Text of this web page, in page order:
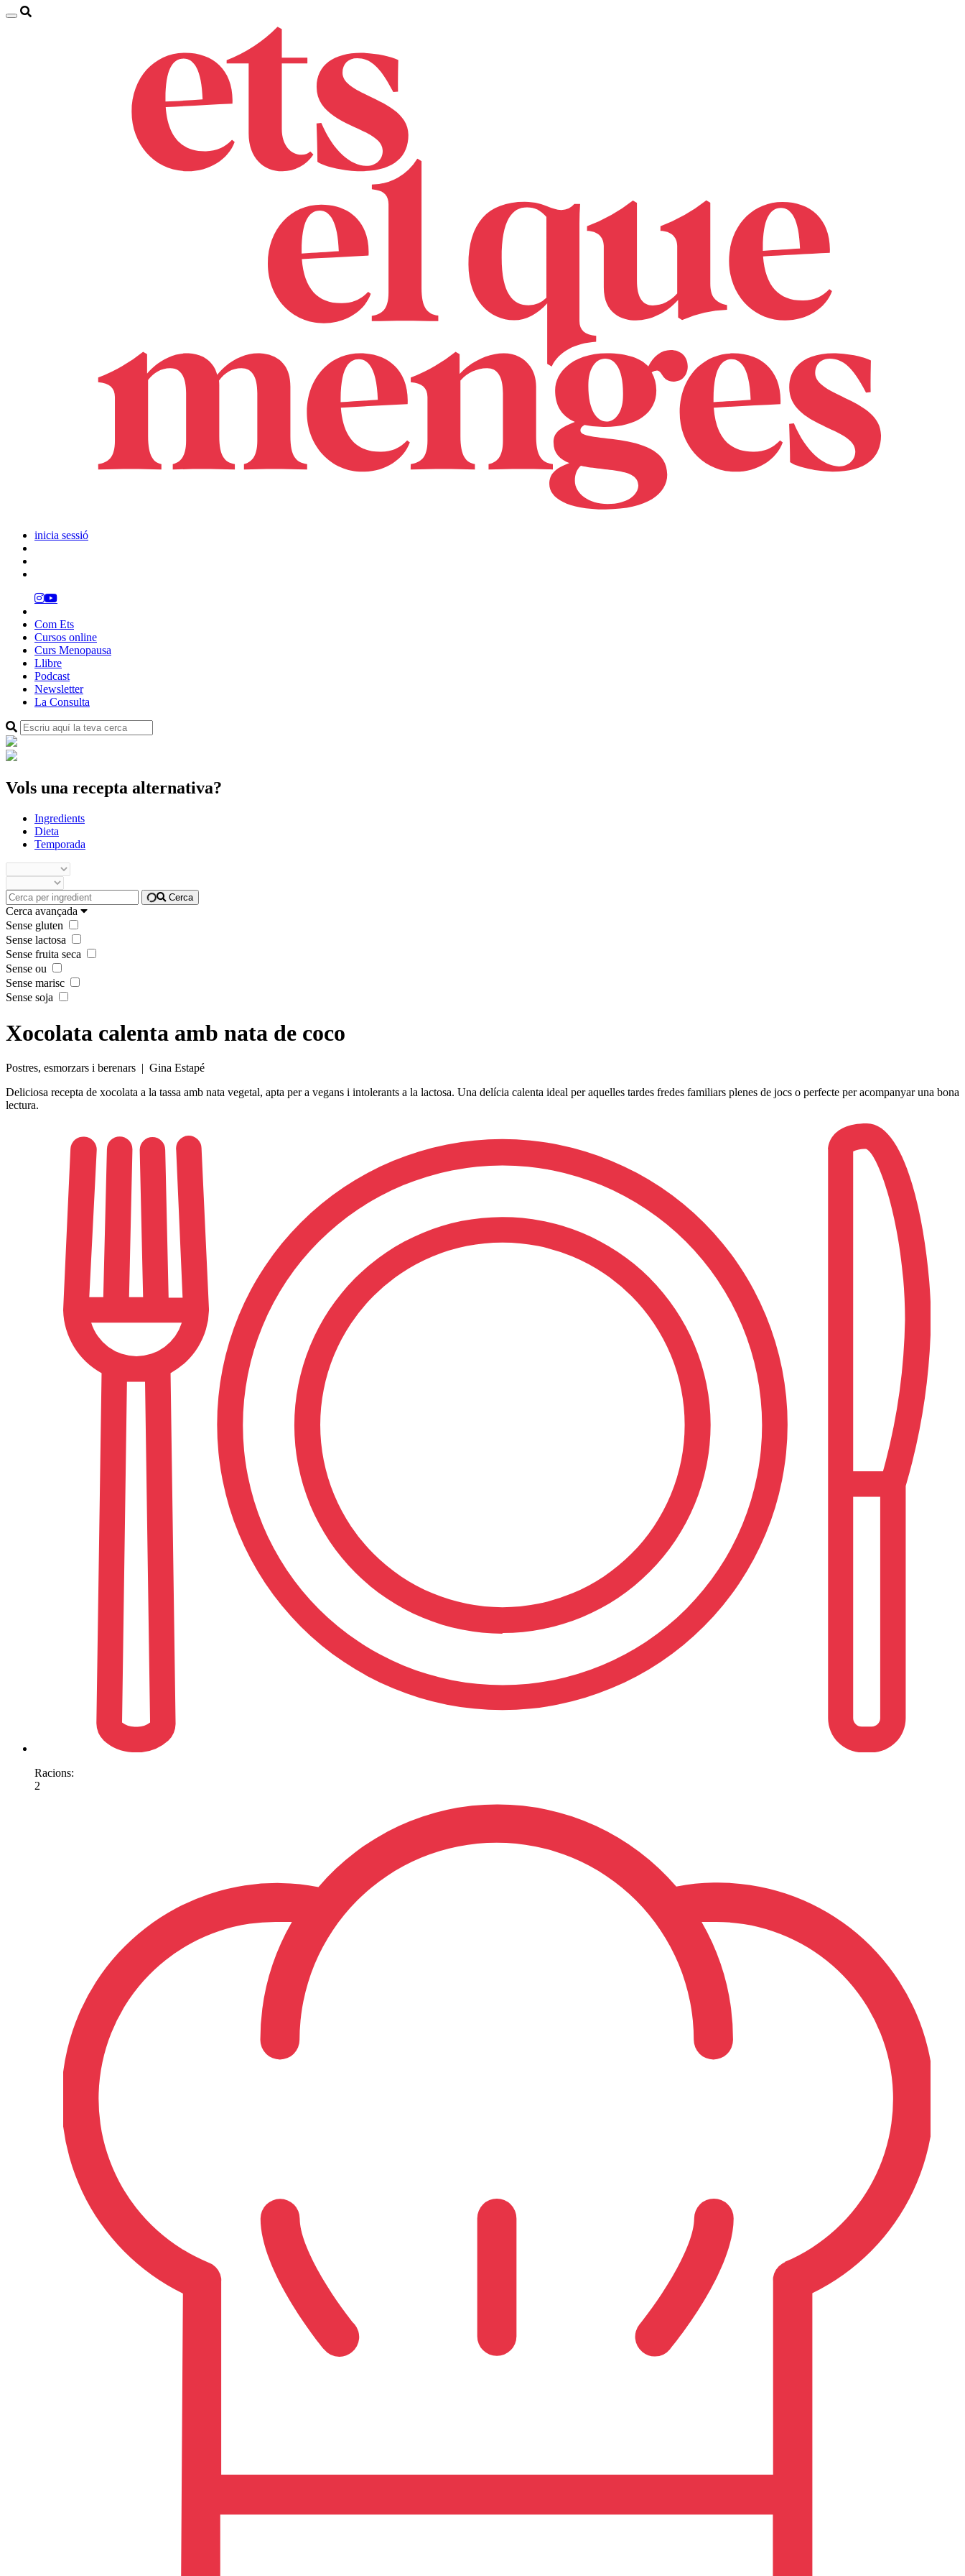
inicia sessió
Com Ets
Cursos online
Curs Menopausa
Llibre
Podcast
Newsletter
La Consulta
Vols una recepta alternativa?
Ingredients
Dieta
Temporada
Cerca
Cerca avançada
Sense gluten
Sense lactosa
Sense fruita seca
Sense ou
Sense marisc
Sense soja
Xocolata calenta amb nata de coco
Postres, esmorzars i berenars | Gina Estapé
Deliciosa recepta de xocolata a la tassa amb nata vegetal, apta per a vegans i intolerants a la lactosa. Una delícia calenta ideal per aquelles tardes fredes familiars plenes de jocs o perfecte per acompanyar una bona
lectura.
Racions:
2